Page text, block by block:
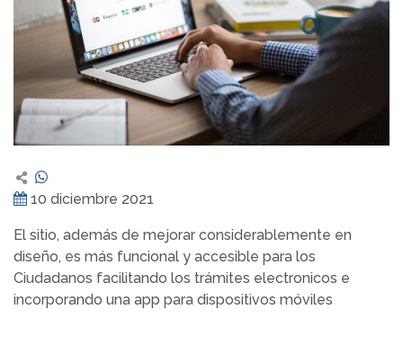
10 diciembre 2021
El sitio, además de mejorar considerablemente en
diseño, es más funcional y accesible para los
Ciudadanos facilitando los trámites electronicos e
incorporando una app para dispositivos móviles